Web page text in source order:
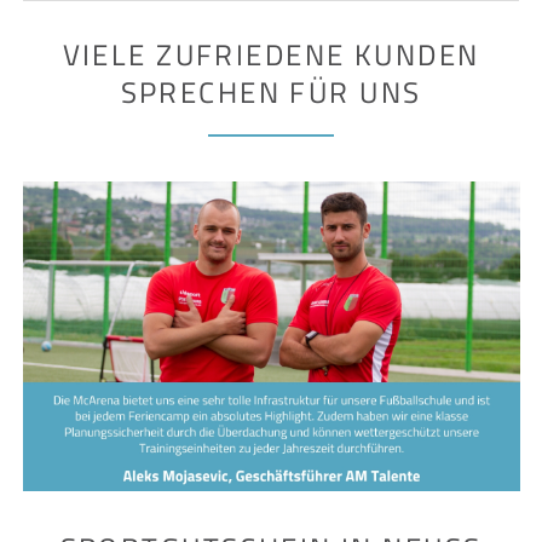
VIELE ZUFRIEDENE KUNDEN
SPRECHEN FÜR UNS